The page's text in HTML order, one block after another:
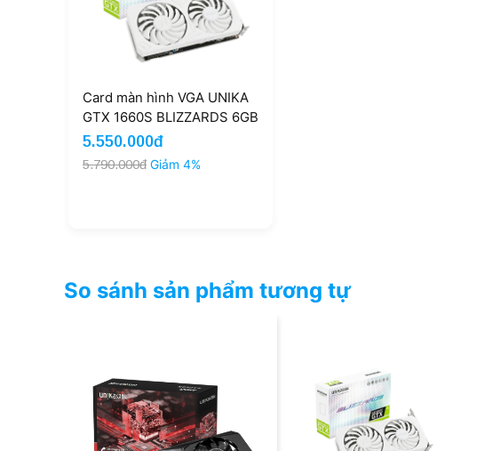
Card màn hình VGA UNIKA
GTX 1660S BLIZZARDS 6GB
DDR6 V2 WHITE (UNIKA-
GTX1660S-6G-V2-WHITE)
5.550.000đ
5.790.000đ Giảm 4%
So sánh sản phẩm tương tự